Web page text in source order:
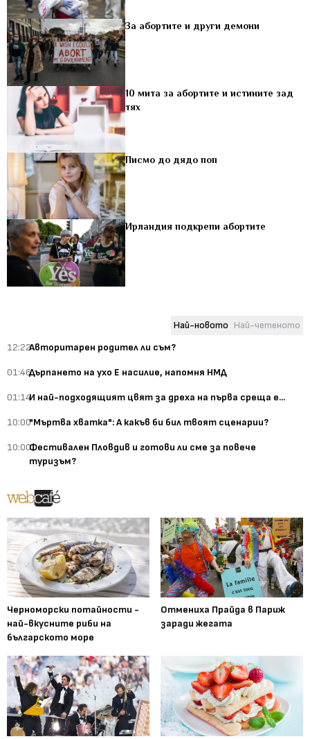
За абортите и други демони
10 мита за абортите и истините зад
тях
Писмо до дядо поп
Ирландия подкрепи абортите
Най-новото Най-четеното
12:22Авторитарен родител ли съм?
01:46Дърпането на ухо Е насилие, напомня НМД
01:14И най-подходящият цвят за дреха на първа среща е...
10:00"Мъртва хватка": А какъв би бил твоят сценарии?
10:00Фестивален Пловдив и готови ли сме за повече
туризъм?
Черноморски потайности -
най-вкусните риби на
българското море
Отмениха Прайда в Париж
заради жегата